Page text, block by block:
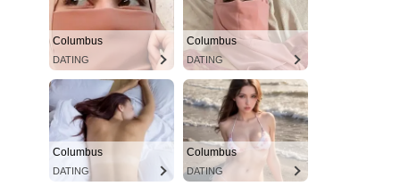
Columbus
DATING
Columbus
DATING
Columbus
DATING
Columbus
DATING